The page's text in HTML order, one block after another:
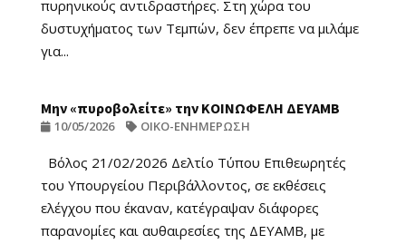
πυρηνικούς αντιδραστήρες. Στη χώρα του
δυστυχήματος των Τεμπών, δεν έπρεπε να μιλάμε
για...
Μην «πυροβολείτε» την ΚΟΙΝΩΦΕΛΗ ΔΕΥΑΜΒ
10/05/2026 ΟΙΚΟ-ΕΝΗΜΕΡΩΣΗ
Βόλος 21/02/2026 Δελτίο Τύπου Επιθεωρητές
του Υπουργείου Περιβάλλοντος, σε εκθέσεις
ελέγχου που έκαναν, κατέγραψαν διάφορες
παρανομίες και αυθαιρεσίες της ΔΕΥΑΜΒ, με